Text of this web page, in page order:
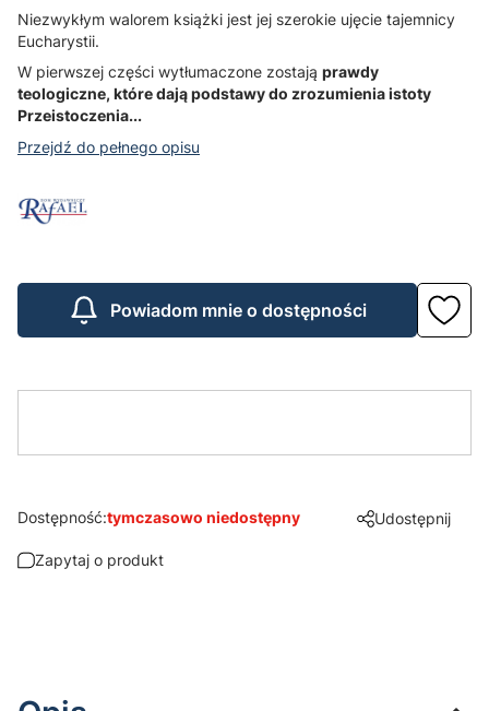
Niezwykłym walorem książki jest jej szerokie ujęcie tajemnicy
Eucharystii.
W pierwszej części wytłumaczone zostają prawdy
teologiczne, które dają podstawy do zrozumienia istoty
Przeistoczenia...
Przejdź do pełnego opisu
Powiadom mnie o dostępności
Dostępność:tymczasowo niedostępny Udostępnij
Zapytaj o produkt